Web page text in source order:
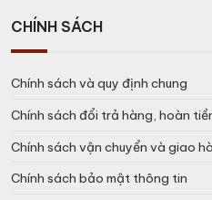
CHÍNH SÁCH
Chính sách và quy định chung
Chính sách đổi trả hàng, hoàn
Chính sách vận chuyển và giao
Chính sách bảo mật thông tin